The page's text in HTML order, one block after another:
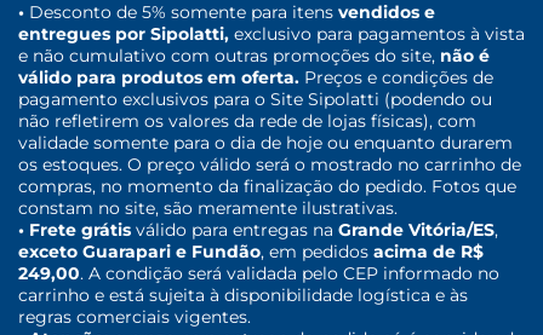
• Desconto de 5% somente para itens vendidos e
entregues por Sipolatti, exclusivo para pagamentos à vista
e não cumulativo com outras promoções do site, não é
válido para produtos em oferta. Preços e condições de
pagamento exclusivos para o Site Sipolatti (podendo ou
não refletirem os valores da rede de lojas físicas), com
validade somente para o dia de hoje ou enquanto durarem
os estoques. O preço válido será o mostrado no carrinho de
compras, no momento da finalização do pedido. Fotos que
constam no site, são meramente ilustrativas.
• Frete grátis válido para entregas na Grande Vitória/ES,
exceto Guarapari e Fundão, em pedidos acima de R$
249,00. A condição será validada pelo CEP informado no
carrinho e está sujeita à disponibilidade logística e às
regras comerciais vigentes.